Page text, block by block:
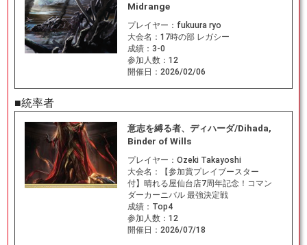
Midrange
プレイヤー： fukuura ryo
大会名： 17時の部 レガシー
成績： 3-0
参加人数： 12
開催日： 2026/02/06
■統率者
意志を縛る者、ディハーダ/Dihada,
Binder of Wills
プレイヤー： Ozeki Takayoshi
大会名：
【参加賞プレイブースター
付】晴れる屋仙台店7周年記念！コマン
ダーカーニバル 最強決定戦
成績： Top4
参加人数： 12
開催日： 2026/07/18